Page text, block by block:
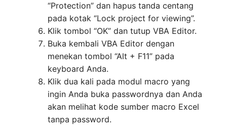
“Protection” dan hapus tanda centang
pada kotak “Lock project for viewing”.
Klik tombol “OK” dan tutup VBA Editor.
Buka kembali VBA Editor dengan
menekan tombol “Alt + F11” pada
keyboard Anda.
Klik dua kali pada modul macro yang
ingin Anda buka passwordnya dan Anda
akan melihat kode sumber macro Excel
tanpa password.